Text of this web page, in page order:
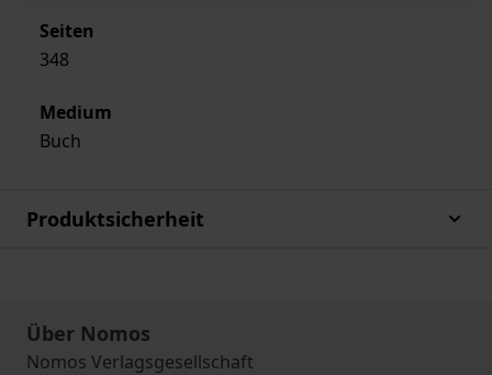
Seiten
348
Medium
Buch
Produktsicherheit
Über Nomos
Nomos Verlagsgesellschaft